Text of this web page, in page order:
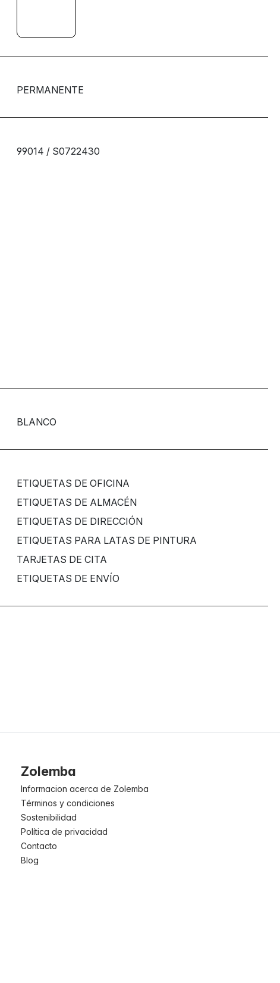
PERMANENTE
99014 / S0722430
BLANCO
ETIQUETAS DE OFICINA
ETIQUETAS DE ALMACÉN
ETIQUETAS DE DIRECCIÓN
ETIQUETAS PARA LATAS DE PINTURA
TARJETAS DE CITA
ETIQUETAS DE ENVÍO
Zolemba
Informacion acerca de Zolemba
Términos y condiciones
Sostenibilidad
Política de privacidad
Contacto
Blog